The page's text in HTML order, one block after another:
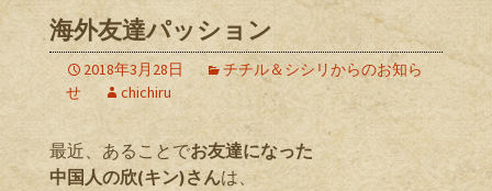
海外友達パッション
2018年3月28日
チチル＆シシリからのお知ら
せ
chichiru
最近、あることでお友達になった
中国人の欣(キン)さんは、